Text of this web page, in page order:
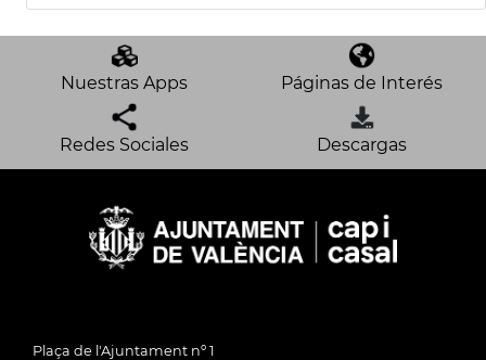
Nuestras Apps Páginas de Interés
Redes Sociales Descargas
Plaça de l'Ajuntament nº 1